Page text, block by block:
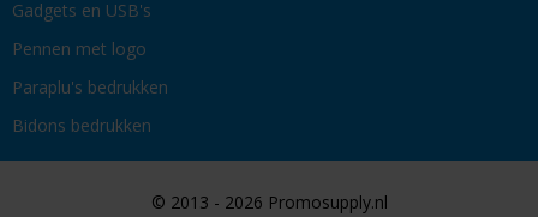
Gadgets en USB's
Pennen met logo
Paraplu's bedrukken
Bidons bedrukken
© 2013 - 2026 Promosupply.nl